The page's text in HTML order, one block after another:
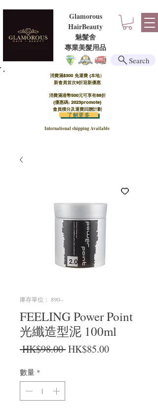
Glamorous
HairBeauty
魅髮舍
​​專業美髮用品
消費滿$300 免運費 (本地）​
新會員首次9折迎新優惠
消費滿港幣500元可享有88折
(優惠碼: 2023promote)
會員積分及運費回贈計劃
International shipping Available
了解更多
Search
庫存單位： 890--
FEELING Power Point
光纖造型泥 100ml
HK$98.00 一般價格
HK$85.00促銷價格
數量 *